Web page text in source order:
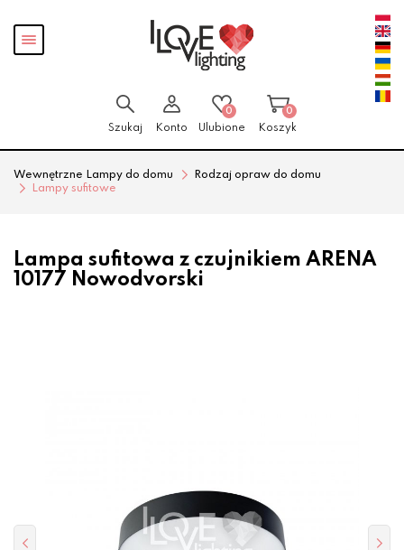
Pokaż
menu
Szukaj Konto
0
Ulubione
0
Koszyk
Wewnętrzne Lampy do domu
Rodzaj opraw do domu
Lampy sufitowe
Lampa sufitowa z czujnikiem ARENA
10177 Nowodvorski